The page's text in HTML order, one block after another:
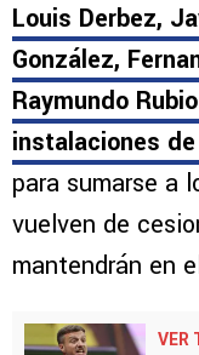
¿Qué
Louis Derbez,
González,
Raymundo
instalaciones de
vuelven de